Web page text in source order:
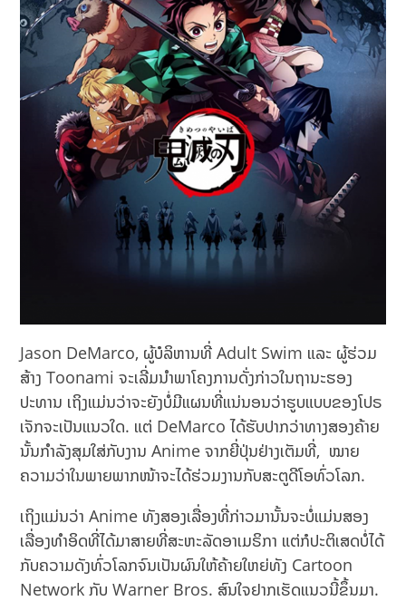
Jason DeMarco, ຜູ້ບໍລິຫານທີ່ Adult Swim ແລະ ຜູ້ຮ່ວມ
ສ້າງ Toonami ຈະເລີ່ມນຳພາໂຄງການດັ່ງກ່າວໃນຖານະຮອງ
ປະທານ ເຖິງແມ່ນວ່າຈະຍັງບໍ່ມີແຜນທີ່ແນ່ນອນວ່າຮູບແບບຂອງໂປຣ
ເຈັກຈະເປັນແນວໃດ. ແຕ່ DeMarco ໄດ້ຮັບປາກວ່າທາງສອງຄ້າຍ
ນັ້ນກຳລັງສຸມໃສ່ກັບງານ Anime ຈາກຍີ່ປຸ່ນຢ່າງເຕັມທີ່, ​ ໝາຍ
ຄວາມວ່າໃນພາຍພາກໜ້າຈະໄດ້ຮ່ວມງານກັບສະຕູດີໂອທົ່ວໂລກ.
ເຖິງແມ່ນວ່າ Anime ທັງສອງເລື່ອງທີ່ກ່າວມານັ້ນຈະບໍ່ແມ່ນສອງ
ເລື່ອງທຳອິດທີ່ໄດ້ມາສາຍທີ່ສະຫະລັດອາເມຣິກາ ແຕ່ກໍປະຕິເສດບໍ່ໄດ້
ກັບຄວາມດັງທົ່ວໂລກຈົນເປັນຜົນໃຫ້ຄ້າຍໃຫຍ່ທັງ Cartoon
Network ກັບ Warner Bros. ສົນໃຈຢາກເຮັດແນວນີ້ຂຶ້ນມາ.